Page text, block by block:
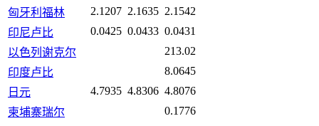
匈牙利福林
2.1207 2.1635 2.1542
印尼卢比
0.0425 0.0433 0.0431
以色列谢克尔
213.02
印度卢比
8.0645
日元
4.7935 4.8306 4.8076
柬埔寨瑞尔
0.1776